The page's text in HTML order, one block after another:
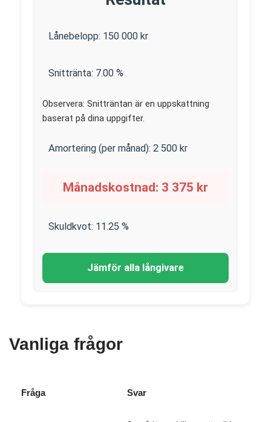
Lånebelopp: 150 000 kr
Snittränta: 7.00 %
Observera: Snitträntan är en uppskattning
baserat på dina uppgifter.
Amortering (per månad): 2 500 kr
Månadskostnad: 3 375 kr
Skuldkvot: 11.25 %
Jämför alla långivare
Vanliga frågor
Fråga Svar